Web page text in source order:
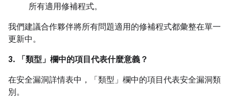
所有適用修補程式。
我們建議合作夥伴將所有問題適用的修補程式都彙整在單一
更新中。
3. 「類型」 欄中的項目代表什麼意義？
在安全漏洞詳情表中，「類型」 欄中的項目代表安全漏洞類
別。